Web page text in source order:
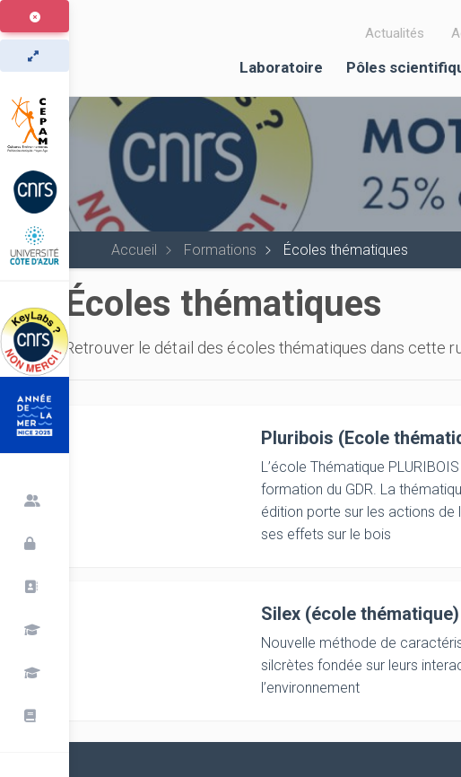
Aller
au
contenu
principal
Actualités
Laboratoire Pôles
Accueil Formations Écoles thématiques
Écoles thématiques
Retrouver le détail des écoles thématiques dans cette
Pluribois (Ecole
L’école Thématique
formation du GDR. La
édition porte sur les actions de
ses effets sur le bois
Silex (école thématique)
Nouvelle méthode de
silcrètes fondée sur leurs
l’environnement